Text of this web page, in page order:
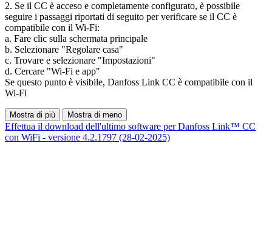
2. Se il CC è acceso e completamente configurato, è possibile
seguire i passaggi riportati di seguito per verificare se il CC è
compatibile con il Wi-Fi:
a. Fare clic sulla schermata principale
b. Selezionare "Regolare casa"
c. Trovare e selezionare "Impostazioni"
d. Cercare "Wi-Fi e app"
Se questo punto è visibile, Danfoss Link CC è compatibile con il
Wi-Fi
Mostra di più Mostra di meno
Effettua il download dell'ultimo software per Danfoss Link™ CC
con WiFi - versione 4.2.1797 (28-02-2025)